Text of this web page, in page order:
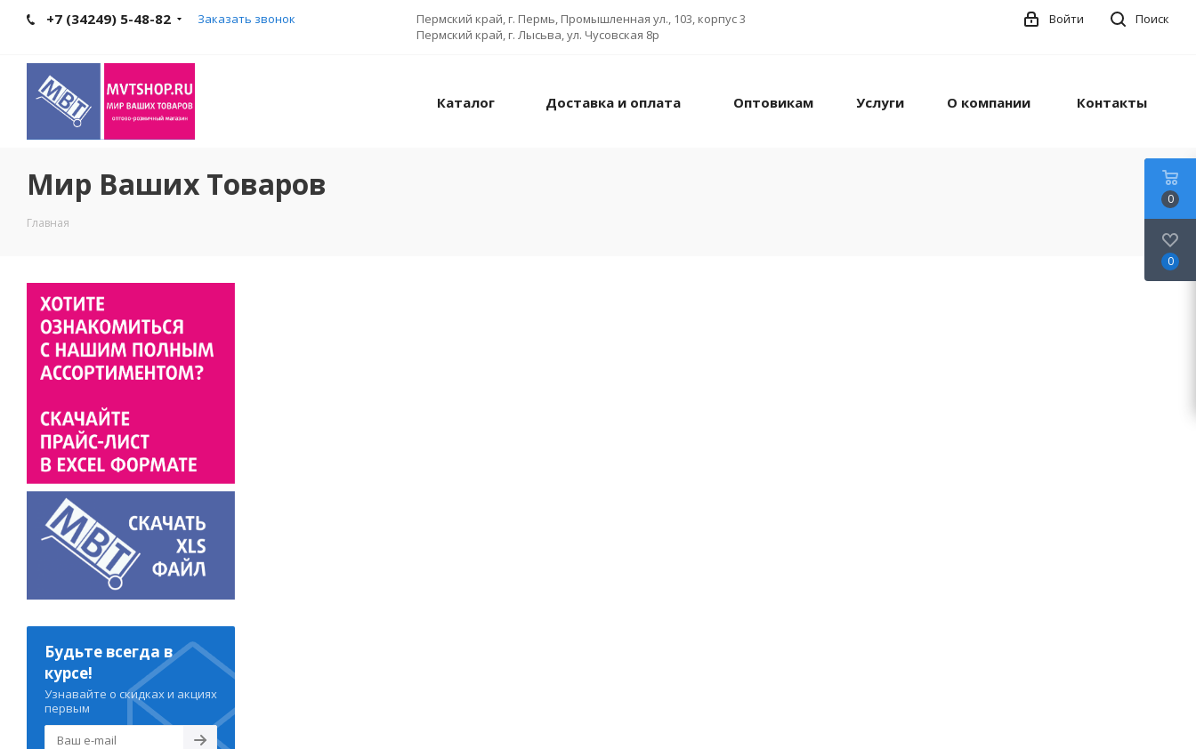
+7 (34249) 5-48-82 Заказать звонок
Пермский край, г. Пермь, Промышленная ул., 103, корпус 3
Пермский край, г. Лысьва, ул. Чусовская 8р
Поиск
Войти
Каталог Доставка и оплата Оптовикам Услуги О компании Контакты
Мир Ваших Товаров
Главная
Будьте всегда в
курсе!
Узнавайте о скидках и акциях
первым
0
0